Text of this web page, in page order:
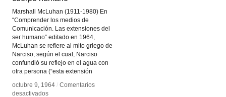
Marshall McLuhan (1911-1980) En
“Comprender los medios de
Comunicación. Las extensiones del
ser humano” editado en 1964,
McLuhan se refiere al mito griego de
Narciso, según el cual, Narciso
confundió su reflejo en el agua con
otra persona (“esta extensión
octubre 9, 1964 / Comentarios
desactivadosen
octubre 9, 1964 / Comentarios
desactivadosen